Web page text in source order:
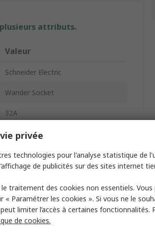
attributs.
Valeur
Schneider Electric
Wander Socket
32A
1
3P+N+PE
Screw
Polymer
privée
technologies pour l'analyse statistique de
de publicités sur des sites internet
traitement des cookies non essentiels. Vous
« Paramétrer les cookies ». Si vous ne le
limiter l’accès à certaines fonctionnalités.
de cookies.